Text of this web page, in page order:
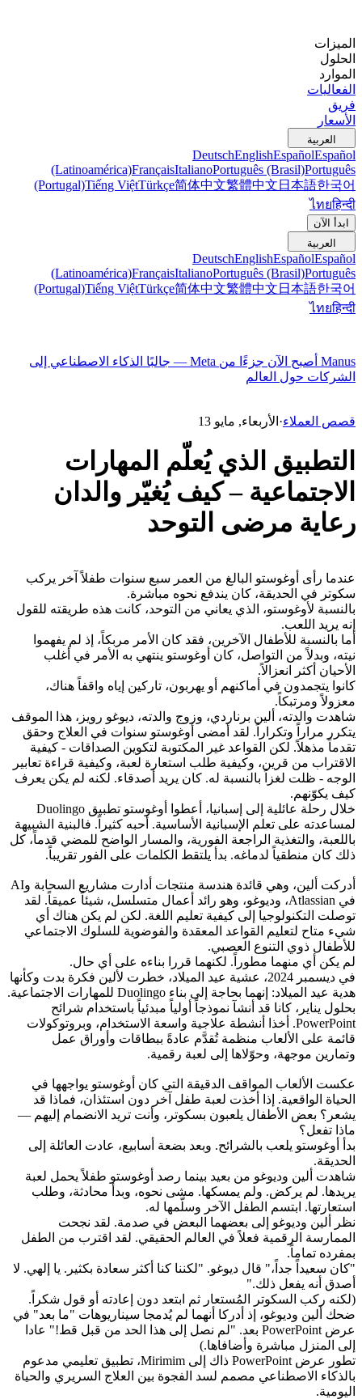
الميزات
الحلول
الموارد
الفعاليات
فريق
الأسعار
العربية
DeutschEnglishEspañolEspañol
(Latinoamérica)FrançaisItalianoPortuguês (Brasil)Português
(Portugal)Tiếng ViệtTürkçe简体中文繁體中文 日本語한국어
ไทยहिन्दी
ابدأ الآن
العربية
DeutschEnglishEspañolEspañol
(Latinoamérica)FrançaisItalianoPortuguês (Brasil)Português
(Portugal)Tiếng ViệtTürkçe简体中文繁體中文 日本語한국어
ไทยहिन्दी
Manus أصبح الآن جزءًا من Meta — جالبًا الذكاء الاصطناعي إلى
الشركات حول العالم
قصص العملاء· الأربعاء, مايو 13
التطبيق الذي يُعلّم المهارات
الاجتماعية – كيف يُغيّر والدان
رعاية مرضى التوحد
عندما رأى أوغوستو البالغ من العمر سبع سنوات طفلاً آخر يركب
سكوتر في الحديقة، كان يندفع نحوه مباشرة.
بالنسبة لأوغوستو، الذي يعاني من التوحد، كانت هذه طريقته للقول
إنه يريد اللعب.
أما بالنسبة للأطفال الآخرين، فقد كان الأمر مربكاً، إذ لم يفهموا
نيته، وبدلاً من التواصل، كان أوغوستو ينتهي به الأمر في أغلب
الأحيان أكثر انعزالاً.
كانوا يتجمدون في أماكنهم أو يهربون، تاركين إياه واقفاً هناك،
معزولاً ومرتبكاً.
شاهدت والدته، ألين برناردي، وزوج والدته، ديوغو رويز، هذا الموقف
يتكرر مراراً وتكراراً. لقد أمضى أوغوستو سنوات في العلاج وحقق
تقدماً مذهلاً. لكن القواعد غير المكتوبة لتكوين الصداقات - كيفية
الاقتراب من قرين، وكيفية طلب استعارة لعبة، وكيفية قراءة تعابير
الوجه - ظلت لغزاً بالنسبة له. كان يريد أصدقاء. لكنه لم يكن يعرف
كيف يكوّنهم.
لمساعدته على تعلم الإسبانية الأساسية. أحبه كثيراً. فالبنية الشبيهة
باللعبة، والتغذية الراجعة الفورية، والمسار الواضح للمضي قدماً، كل
ذلك كان منطقياً لدماغه. بدأ يلتقط الكلمات على الفور تقريباً.
في Atlassian، وديوغو، وهو رائد أعمال متسلسل، شيئاً عميقاً. لقد
توصلت التكنولوجيا إلى كيفية تعليم اللغة. لكن لم يكن هناك أي
شيء متاح لتعليم القواعد المعقدة والفوضوية للسلوك الاجتماعي
للأطفال ذوي التنوع العصبي.
لم يكن أي منهما مطوراً. لكنهما قررا بناءه على أي حال.
في ديسمبر 2024، عشية عيد الميلاد، خطرت لألين فكرة بدت وكأنها
هدية عيد الميلاد: إنهما بحاجة إلى بناء Duolingo للمهارات الاجتماعية.
بحلول يناير، كانا قد أنشآ نموذجاً أولياً مبدئياً باستخدام شرائح
PowerPoint. أخذا أنشطة علاجية واسعة الاستخدام، وبروتوكولات
قائمة على الألعاب منظمة تُقدَّم عادةً ببطاقات وأوراق عمل
وتمارين موجهة، وحوّلاها إلى لعبة رقمية.
عكست الألعاب المواقف الدقيقة التي كان أوغوستو يواجهها في
الحياة الواقعية. إذا أخذت لعبة طفل آخر دون استئذان، فماذا قد
يشعر؟ بعض الأطفال يلعبون بسكوتر، وأنت تريد الانضمام إليهم —
ماذا تفعل؟
بدأ أوغوستو يلعب بالشرائح. وبعد بضعة أسابيع، عادت العائلة إلى
الحديقة.
شاهدت ألين وديوغو من بعيد بينما رصد أوغوستو طفلاً يحمل لعبة
يريدها. لم يركض. ولم يمسكها. مشى نحوه، وبدأ محادثة، وطلب
استعارتها. ابتسم الطفل الآخر وسلّمها له.
نظر ألين وديوغو إلى بعضهما البعض في صدمة. لقد نجحت
الممارسة الرقمية فعلاً في العالم الحقيقي. لقد اقترب من الطفل
بمفرده تماماً.
"كان سعيداً جداً،" قال ديوغو. "لكننا كنا أكثر سعادة بكثير. يا إلهي. لا
أصدق أنه يفعل ذلك."
(لكنه ركب السكوتر المُستعار ثم ابتعد دون إعادته أو قول شكراً.
ضحك ألين وديوغو، إذ أدركا أنهما لم يُدمجا سيناريوهات "ما بعد" في
عرض PowerPoint بعد. "لم نصل إلى هذا الحد من قبل قط!" عادا
إلى المنزل مباشرة وأضافاها.)
تطور عرض PowerPoint ذاك إلى Mirimim، تطبيق تعليمي مدعوم
بالذكاء الاصطناعي مصمم لسد الفجوة بين العلاج السريري والحياة
اليومية.